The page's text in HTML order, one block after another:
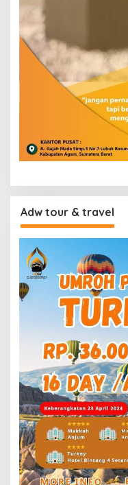
Adw tour & travel